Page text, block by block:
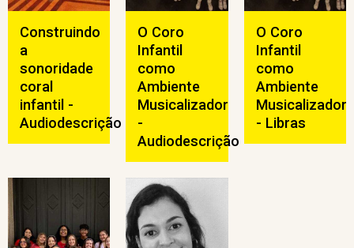
Construindo
a
sonoridade
coral
infantil -
Audiodescrição
O Coro
Infantil
como
Ambiente
Musicalizador
-
Audiodescrição
O Coro
Infantil
como
Ambiente
Musicalizador
- Libras